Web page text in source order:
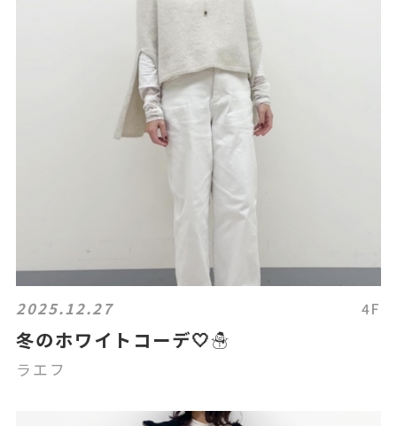
2025.12.27 4F
冬のホワイトコーデ🤍☃️
ラエフ